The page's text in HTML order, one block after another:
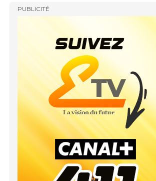
PUBLICITÉ